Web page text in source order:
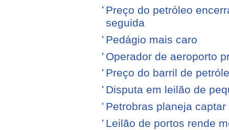
Preço do petróleo
seguida
Pedágio mais caro
Operador de aeroporto
Preço do barril de
Disputa em leilão de
Petrobras planeja
Leilão de portos rende